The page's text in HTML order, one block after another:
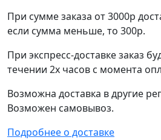
При сумме заказа от 3000р
если сумма меньше, то 300р.
При экспресс-доставке заказ
течении 2х часов с момента
Возможна доставка в другие
Возможен самовывоз.
Подробнее о доставке